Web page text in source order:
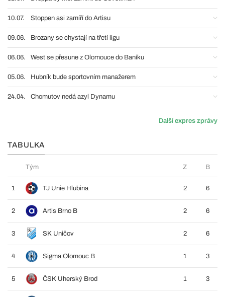
10.07. Stoppen asi zamíří do Artisu
09.06. Brozany se chystají na třetí ligu
06.06. West se přesune z Olomouce do Baníku
05.06. Hubník bude sportovním manažerem
24.04. Chomutov nedá azyl Dynamu
Další expres zprávy
TABULKA
Tým Z B
1 TJ Unie Hlubina 2 6
2 Artis Brno B 2 6
3 SK Uničov 2 6
4 Sigma Olomouc B 1 3
5 ČSK Uherský Brod 1 3